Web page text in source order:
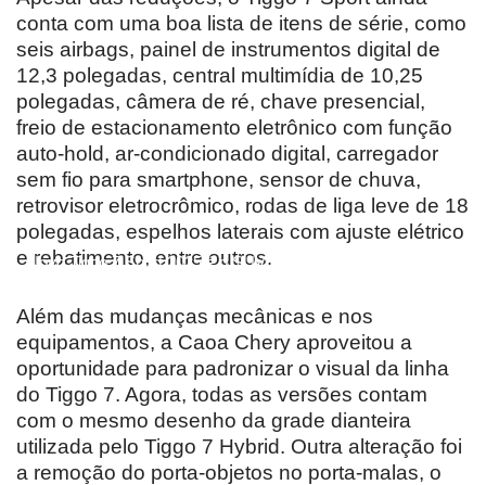
conta com uma boa lista de itens de série, como
seis airbags, painel de instrumentos digital de
12,3 polegadas, central multimídia de 10,25
polegadas, câmera de ré, chave presencial,
freio de estacionamento eletrônico com função
auto-hold, ar-condicionado digital, carregador
sem fio para smartphone, sensor de chuva,
retrovisor eletrocrômico, rodas de liga leve de 18
polegadas, espelhos laterais com ajuste elétrico
e rebatimento, entre outros.
Novo Tiggo 7 Sport 2025 é o SUV com melhor
Além das mudanças mecânicas e nos
equipamentos, a Caoa Chery aproveitou a
oportunidade para padronizar o visual da linha
do Tiggo 7. Agora, todas as versões contam
com o mesmo desenho da grade dianteira
utilizada pelo Tiggo 7 Hybrid. Outra alteração foi
a remoção do porta-objetos no porta-malas, o